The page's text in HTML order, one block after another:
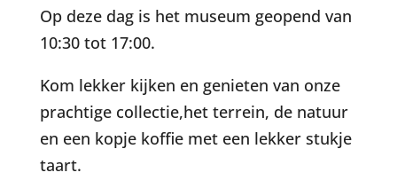
Op deze dag is het museum geopend van
10:30 tot 17:00.
Kom lekker kijken en genieten van onze
prachtige collectie,het terrein, de natuur
en een kopje koffie met een lekker stukje
taart.